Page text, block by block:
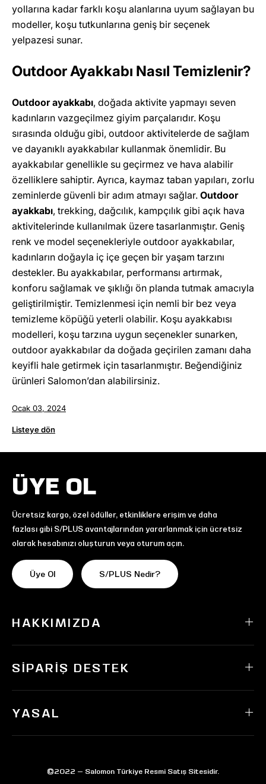
yollarına kadar farklı koşu alanlarına uyum sağlayan bu
modeller, koşu tutkunlarına geniş bir seçenek
yelpazesi sunar.
Outdoor Ayakkabı Nasıl Temizlenir?
Outdoor ayakkabı, doğada aktivite yapmayı seven
kadınların vazgeçilmez giyim parçalarıdır. Koşu
sırasında olduğu gibi, outdoor aktivitelerde de sağlam
ve dayanıklı ayakkabılar kullanmak önemlidir. Bu
ayakkabılar genellikle su geçirmez ve hava alabilir
özelliklere sahiptir. Ayrıca, kaymaz taban yapıları, zorlu
zeminlerde güvenli bir adım atmayı sağlar. Outdoor
ayakkabı, trekking, dağcılık, kampçılık gibi açık hava
aktivitelerinde kullanılmak üzere tasarlanmıştır. Geniş
renk ve model seçenekleriyle outdoor ayakkabılar,
kadınların doğayla iç içe geçen bir yaşam tarzını
destekler. Bu ayakkabılar, performansı artırmak,
konforu sağlamak ve şıklığı ön planda tutmak amacıyla
geliştirilmiştir. Temizlenmesi için nemli bir bez veya
temizleme köpüğü yeterli olabilir. Koşu ayakkabısı
modelleri, koşu tarzına uygun seçenekler sunarken,
outdoor ayakkabılar da doğada geçirilen zamanı daha
keyifli hale getirmek için tasarlanmıştır. Beğendiğiniz
ürünleri Salomon’dan alabilirsiniz.
Ocak 03, 2024
Listeye dön
ÜYE OL
Ücretsiz kargo, özel ödüller, etkinliklere erişim ve daha
fazlası gibi S/PLUS avantajlarından yararlanmak için ücretsiz
olarak hesabınızı oluşturun veya oturum açın.
Üye Ol S/PLUS Nedir?
HAKKIMIZDA
SIPARIŞ DESTEK
YASAL
©2022 — Salomon Türkiye Resmi Satış Sitesidir.